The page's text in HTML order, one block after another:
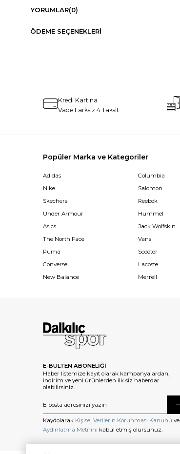
YORUMLAR(0)
ÖDEME SEÇENEKLERI
Kredi Kartına
Vade Farksız 4 Taksit
Popüler Marka ve Kategoriler
Adidas
Nike
Skechers
Under Armour
Asics
The North Face
Puma
Converse
New Balance
Columbia
Salomon
Reebok
Hummel
Jack Wolfskin
Vans
Scooter
Lacoste
Merrell
E-BÜLTEN ABONELİĞİ
Haber listemize kayıt olarak kampanyalardan,
indirim ve yeni ürünlerden ilk siz haberdar
olabilirsiniz.
Kaydolarak Kişisel Verilerin Korunması Kanunu ve
Aydınlatma Metnini kabul etmiş olursunuz.